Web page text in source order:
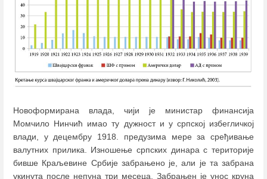
Новоформирана влада, чији је министар финансија
Момчило Нинчић имао ту дужност и у српској избегличкој
влади, у децембру 1918. предузима мере за сређивање
валутних прилика. Изношење српских динара с територије
бивше Краљевине Србије забрањено је, али је та забрана
укинута после непуна три месеца. Забрањен је унос круна